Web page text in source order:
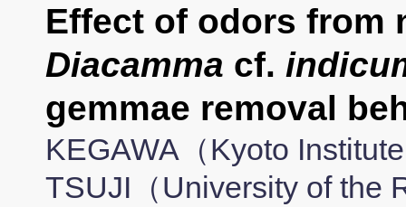
Effect of odors from
Diacamma cf.
gemmae removal
KEGAWA（Kyoto
TSUJI（University of the